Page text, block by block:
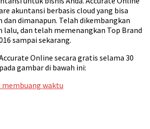
akuntansi berbasis cloud yang bisa
dan dimanapun. Telah dikembangkan
lalu, dan telah memenangkan Top Brand
sampai sekarang.
Online secara gratis selama 30
gambar di bawah ini: